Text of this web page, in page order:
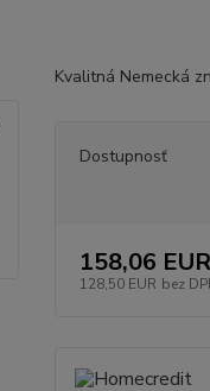
Kvalitná Nemecká
Dostupnosť
158,06 EUR
128,50 EUR bez